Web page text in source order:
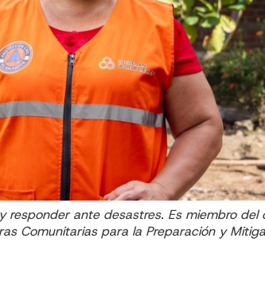
ante desastres. Es miembro
Comunitarias para la Preparación y